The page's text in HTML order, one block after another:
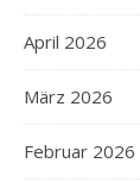
April 2026
März 2026
Februar 2026